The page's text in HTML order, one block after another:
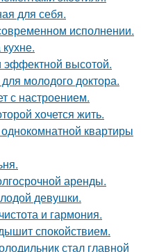
для себя.
исполнении.
высотой.
молодого доктора.
с настроением.
хочется жить.
квартиры
аренды.
девушки.
и гармония.
спокойствием.
стал главной